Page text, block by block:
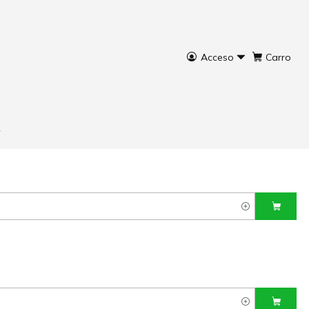
Acceso Carro